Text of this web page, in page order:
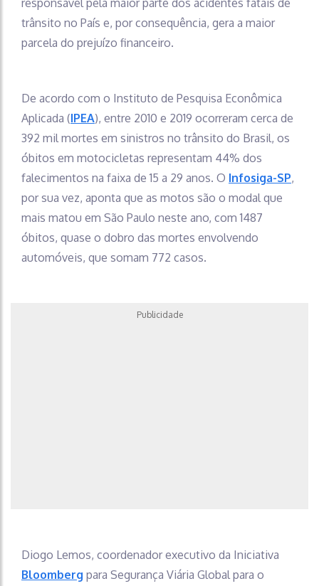
trânsito no País e, por consequência, gera a maior
parcela do prejuízo financeiro.
De acordo com o Instituto de Pesquisa Econômica
Aplicada (IPEA), entre 2010 e 2019 ocorreram cerca de
392 mil mortes em sinistros no trânsito do Brasil, os
óbitos em motocicletas representam 44% dos
falecimentos na faixa de 15 a 29 anos. O Infosiga-SP,
por sua vez, aponta que as motos são o modal que
mais matou em São Paulo neste ano, com 1487
óbitos, quase o dobro das mortes envolvendo
automóveis, que somam 772 casos.
Publicidade
Diogo Lemos, coordenador executivo da Iniciativa
Bloomberg para Segurança Viária Global para o